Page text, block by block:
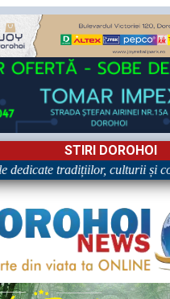
STIRI DOROHOI
tradițiilor, culturii și